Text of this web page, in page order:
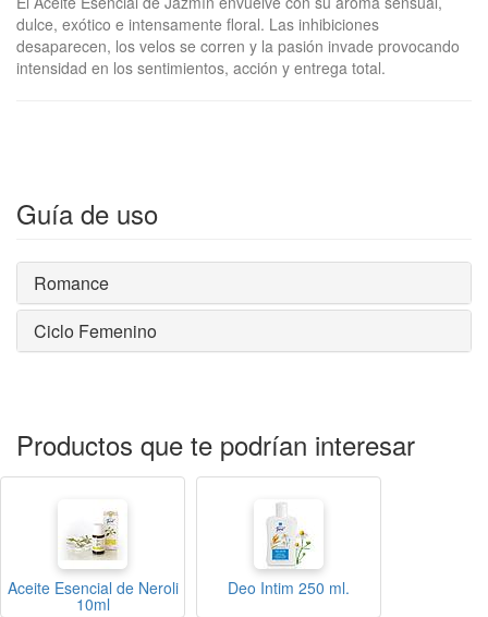
dulce, exótico e intensamente floral. Las inhibiciones
desaparecen, los velos se corren y la pasión invade provocando
intensidad en los sentimientos, acción y entrega total.
Guía de uso
Romance
Ciclo Femenino
Productos que te podrían interesar
Aceite Esencial de Neroli
10ml
Deo Intim 250 ml.